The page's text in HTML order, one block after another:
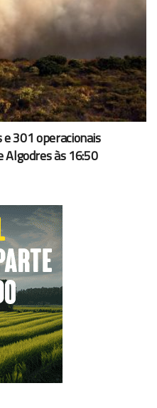
e 301 operacionais
às 16:50